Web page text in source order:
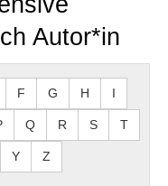
Autor*in
F G H I
Q R S T
Y Z